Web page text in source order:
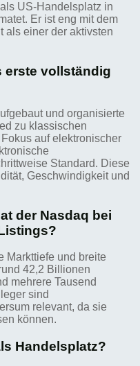
US-Handelsplatz in
Er ist eng mit dem
als einer der aktivsten
erste vollständig
und organisierte
zu klassischen
auf elektronischer
Standard. Diese
Geschwindigkeit und
der Nasdaq bei
Markttiefe und breite
42,2 Billionen
mehrere Tausend
sind
relevant, da sie
können.
Handelsplatz?